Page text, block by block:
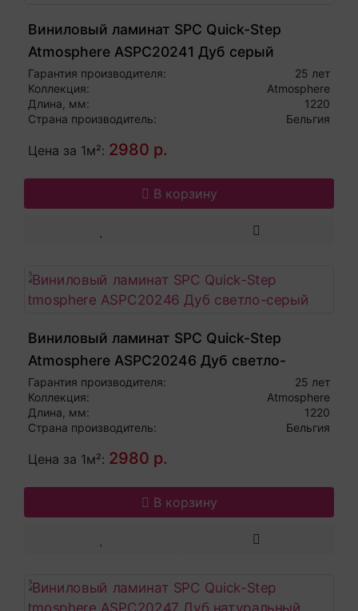
Виниловый ламинат SPC Quick-Step
Atmosphere ASPC20241 Дуб серый
рустикальный
Гарантия производителя:
25 лет
Коллекция:
Atmosphere
Длина, мм:
1220
Страна производитель:
Бельгия
Цена за 1м²: 2980 р.
В корзину
Виниловый ламинат SPC Quick-Step
Atmosphere ASPC20246 Дуб светло-
серый
Гарантия производителя:
25 лет
Коллекция:
Atmosphere
Длина, мм:
1220
Страна производитель:
Бельгия
Цена за 1м²: 2980 р.
В корзину